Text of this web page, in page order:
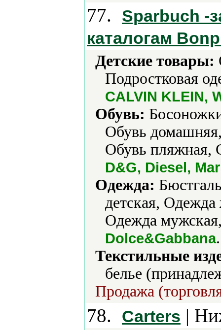
77.
Sparbuch -
каталогам
Детские товары:
Подростковая
CALVIN KLEIN,
Обувь:
Обувь
Обувь пляжная,
D&G, Diesel,
Одежда:
детская,
Одежда
Dolce&Gabbana.
Текстильные
белье
Продажа
78. Carters |